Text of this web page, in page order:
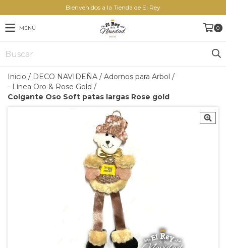
Bienvenidos a la Tienda de El Rey
MENÚ 0
Inicio / DECO NAVIDEÑA / Adornos para Arbol /
- Línea Oro & Rose Gold /
Colgante Oso Soft patas largas Rose gold